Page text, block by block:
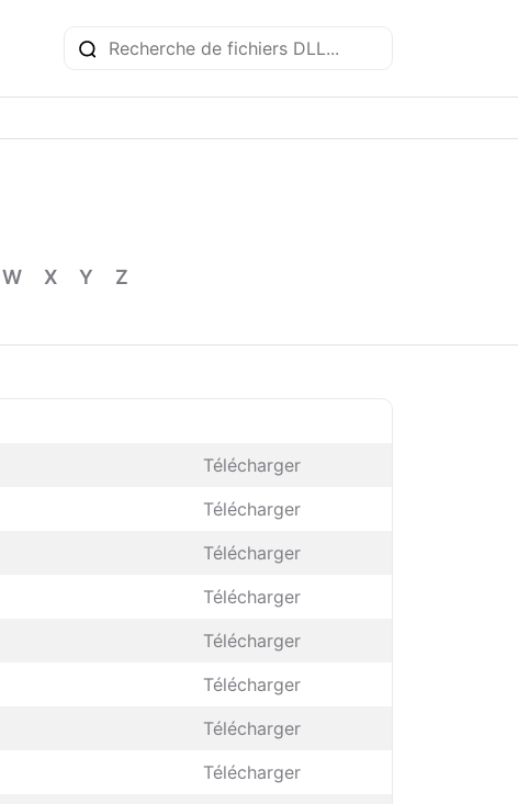
W X Y Z
Télécharger
Télécharger
Télécharger
Télécharger
Télécharger
Télécharger
Télécharger
Télécharger